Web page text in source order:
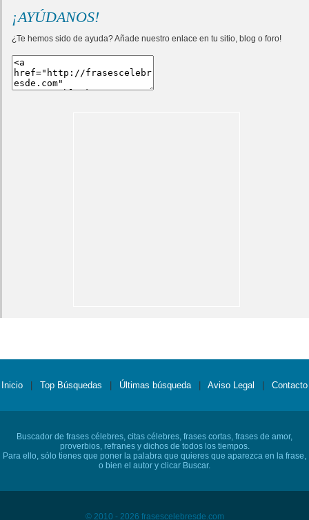
¡AYÚDANOS!
¿Te hemos sido de ayuda? Añade nuestro enlace en tu sitio, blog o foro!
Inicio Top Búsquedas Últimas búsqueda Aviso Legal Contacto
Buscador de frases célebres, citas célebres, frases cortas, frases de amor,
proverbios, refranes y dichos de todos los tiempos.
Para ello, sólo tienes que poner la palabra que quieres que aparezca en la frase,
o bien el autor y clicar Buscar.
© 2010 - 2026 frasescelebresde.com